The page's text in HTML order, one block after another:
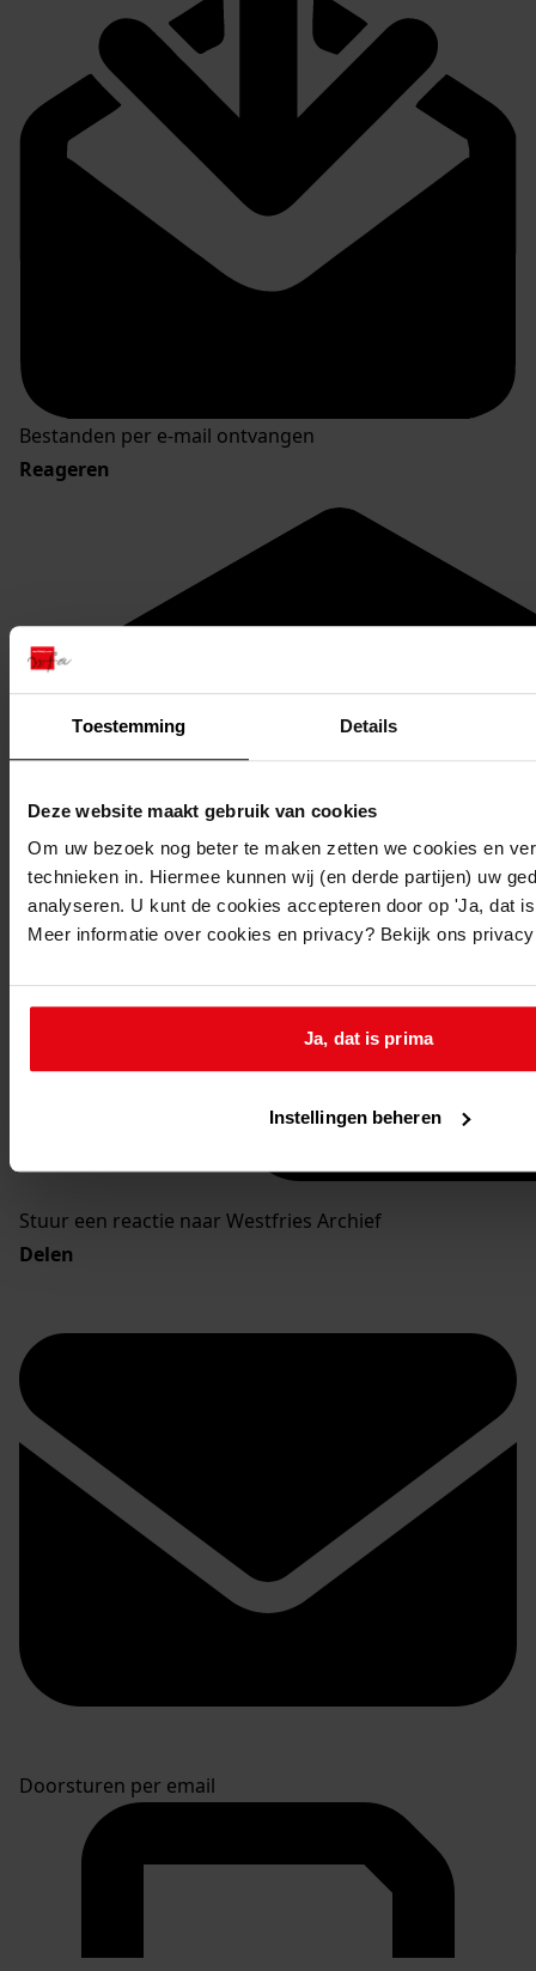
Toestemming Details
Deze website maakt gebruik van cookies
Om uw bezoek nog beter te maken zetten we cookies en
technieken in. Hiermee kunnen wij (en derde partijen) uw
analyseren. U kunt de cookies accepteren door op 'Ja, dat
Meer informatie over cookies en privacy? Bekijk ons
Ja, dat is prima
Instellingen beheren
Bestanden per e-mail ontvangen
Reageren
Stuur een reactie naar Westfries Archief
Delen
Doorsturen per email